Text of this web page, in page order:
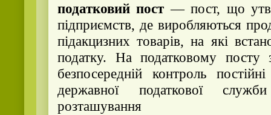
податковий пост — пост, що
підприємств, де виробляються
підакцизних товарів, на які
податку. На податковому посту
безпосередній контроль
державної податкової
розташування